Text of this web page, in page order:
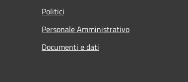
Politici
Personale Amministrativo
Documenti e dati